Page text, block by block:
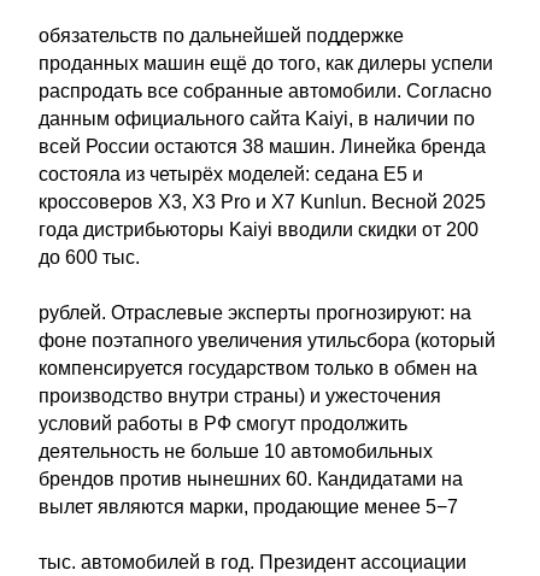
обязательств по дальнейшей поддержке
проданных машин ещё до того, как дилеры успели
распродать все собранные автомобили. Согласно
данным официального сайта Kaiyi, в наличии по
всей России остаются 38 машин. Линейка бренда
состояла из четырёх моделей: седана E5 и
кроссоверов X3, X3 Pro и X7 Kunlun. Весной 2025
года дистрибьюторы Kaiyi вводили скидки от 200
до 600 тыс.
рублей. Отраслевые эксперты прогнозируют: на
фоне поэтапного увеличения утильсбора (который
компенсируется государством только в обмен на
производство внутри страны) и ужесточения
условий работы в РФ смогут продолжить
деятельность не больше 10 автомобильных
брендов против нынешних 60. Кандидатами на
вылет являются марки, продающие менее 5−7
тыс. автомобилей в год. Президент ассоциации